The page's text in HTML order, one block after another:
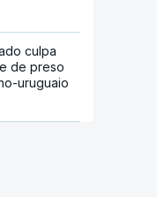
culpa
de preso
uruguaio